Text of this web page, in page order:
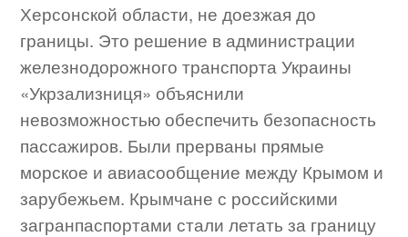
Херсонской области, не доезжая до
границы. Это решение в администрации
железнодорожного транспорта Украины
«Укрзализниця» объяснили
невозможностью обеспечить безопасность
пассажиров. Были прерваны прямые
морское и авиасообщение между Крымом и
зарубежьем. Крымчане с российскими
загранпаспортами стали летать за границу